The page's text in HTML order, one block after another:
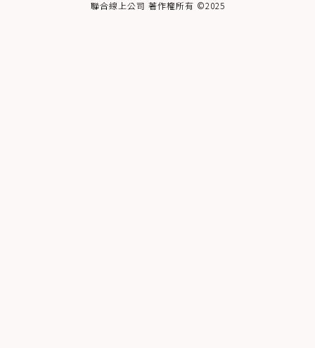
聯合線上公司 著作權所有 ©2025